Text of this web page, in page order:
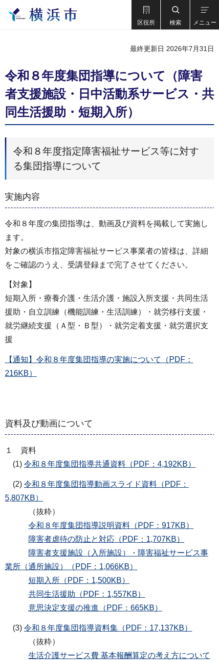
区役所 検索 メニュー
最終更新日 2026年7月31日
令和８年度集団指導について（障害
者支援施設・日中活動系サービス・共
同生活援助・短期入所）
令和８年度指定障害福祉サービス等に対す
る集団指導について
実施内容
令和８年度の集団指導は、動画及び資料を掲載して実施し
ます。
対象の横浜市指定障害福祉サービス事業者の皆様は、詳細
をご確認のうえ、受講登録まで完了させてください。
【対象】
短期入所・療養介護・生活介護・施設入所支援・共同生活
援助・自立訓練（機能訓練・生活訓練）・就労移行支援・
就労継続支援（Ａ型・Ｂ型）・就労定着支援・就労選択支
援
【通知】令和８年度集団指導の実施について（PDF：
216KB）
資料及び動画について
１ 資料
(1) 令和８年度集団指導共通資料（PDF：4,192KB）
(2) 令和８年度集団指導動画スライド資料（PDF：
5,807KB）
（抜粋）
令和８年度集団指導説明資料（PDF：917KB）
障害者虐待の防止と対応（PDF：1,707KB）
障害者支援施設（入所施設）・障害福祉サービス事
業所（通所施設）（PDF：1,066KB）
短期入所（PDF：1,500KB）
共同生活援助（PDF：1,557KB）
意思決定支援の推進（PDF：665KB）
(3) 令和８年度集団指導資料集（PDF：17,137KB）
（抜粋）
生活介護サービス費 基本報酬算定の考え方について